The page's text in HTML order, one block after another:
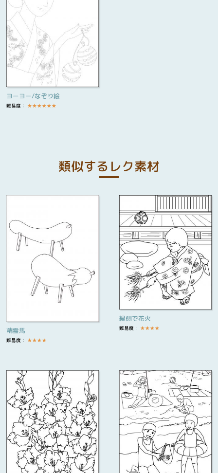
ヨーヨー/なぞり絵
難易度： ★★★★★★
類似するレク素材
精霊馬
難易度： ★★★★
縁側で花火
難易度： ★★★★